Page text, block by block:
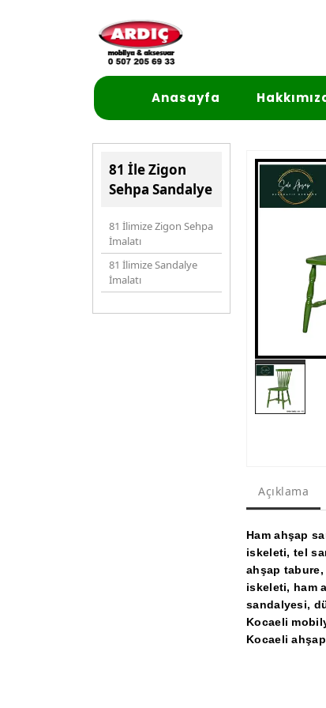
81 İle Zigon
Sehpa Sandalye
81 İlimize Zigon Sehpa
İmalatı
81 İlimize Sandalye
İmalatı
Açıklama
Ham ahşap
iskeleti, tel
ahşap tabure,
iskeleti, ham
sandalyesi,
Kocaeli
Kocaeli
Anasayfa